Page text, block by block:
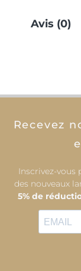
Avis (0)
Recevez
Inscrivez-vous
des nouveaux
5% de